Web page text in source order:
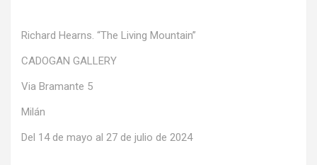
Richard Hearns. “The Living Mountain”
CADOGAN GALLERY
Via Bramante 5
Milán
Del 14 de mayo al 27 de julio de 2024